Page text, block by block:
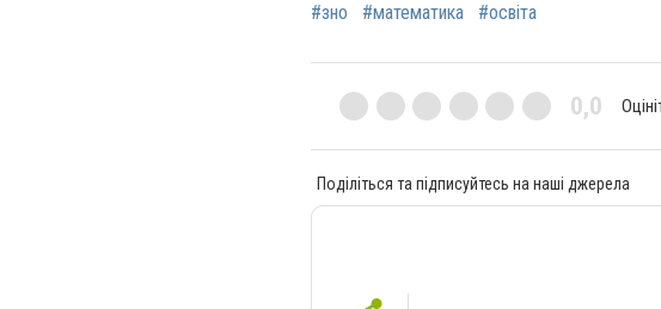
#зно #математика #освіта
0,0
Поділіться та підписуйтесь на наші джерела